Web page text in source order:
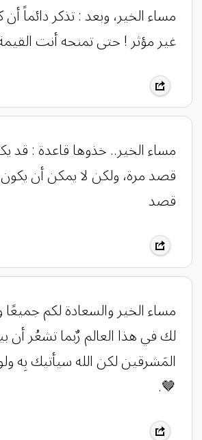
‏مساء الخير، وبعد : ‏تذكر دائماً
غير مؤثر ! ‏حتى تمنحه أنت
مساء الخير.. خذوها قاعدة : ‏قد
قصد مرة، ولكن لا يمكن أن
قصد
مساء الخير والسعادة لكم
لك في هذا العالم رٌبما تشعُر أن
المَشرقين لكن الله سيأتيك بِه
🤎.